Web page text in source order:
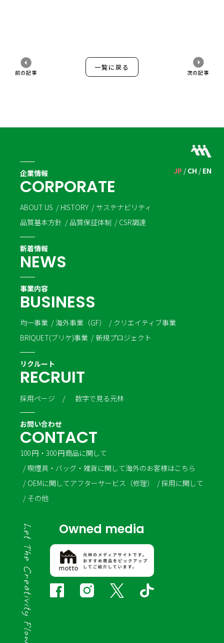
前の記事
一覧に戻る
次の記事
JP CH EN
企業情報
CORPORATE
ABOUT US HISTORY
サステナビリティ
品質基本方針
品質保証体制 CSR調達
新着情報
NEWS
事業内容
BUSINESS
均一事業 海外事業（GF）
クリエイティブ事業
BRIQUET(ブリケ)事業
新規プロジェクト
リクルート
RECRUIT
採用ページ 数字で見る元林
お問い合わせ
CONTACT
100 円・300 円商品に関して
喫煙具・バッグ・雑貨に関して海外のお客様はこちら
OEMに関してアフターサービス（修理）
採用に関して
その他
Owned media